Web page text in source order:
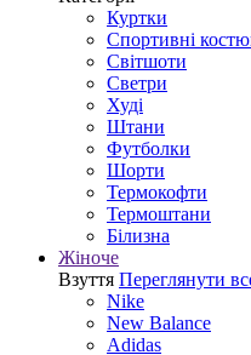
Куртки
Спортивні
Світшоти
Светри
Худі
Штани
Футболки
Шорти
Термокофти
Термоштани
Білизна
Жіноче
Взуття Переглянути
Nike
New Balance
Adidas